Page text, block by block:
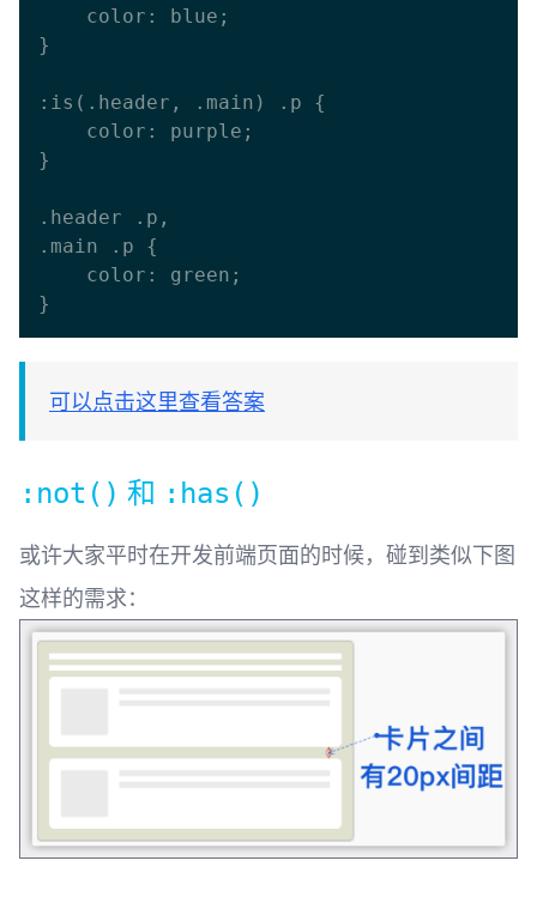
}
:is(.header, .main) .p {
}
.header .p,
.main .p {
可以点击这里查看答案
:not() 和 :has()
或许大家平时在开发前端页面的时候，碰到类似下图
这样的需求： ​